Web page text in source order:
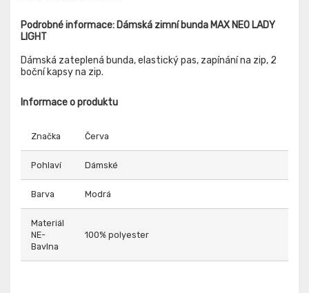
Podrobné informace: Dámská zimní bunda MAX NEO LADY
LIGHT
Dámská zateplená bunda, elastický pas, zapínání na zip, 2
boční kapsy na zip.
Informace o produktu
Značka Červa
Pohlaví Dámské
Barva Modrá
Materiál
NE-
Bavlna
100% polyester